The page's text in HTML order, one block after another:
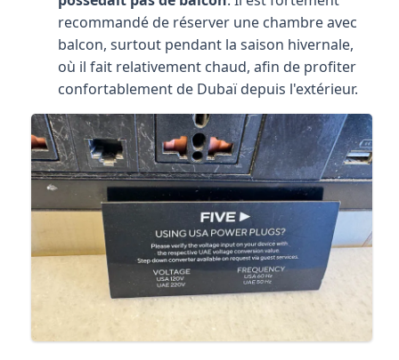
recommandé de réserver une chambre avec
balcon, surtout pendant la saison hivernale,
où il fait relativement chaud, afin de profiter
confortablement de Dubaï depuis l'extérieur.